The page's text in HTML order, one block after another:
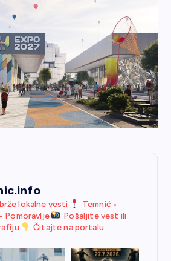
lokalne vesti
Temnić •
Pomoravlje
Pošaljite vest ili
Čitajte na portalu